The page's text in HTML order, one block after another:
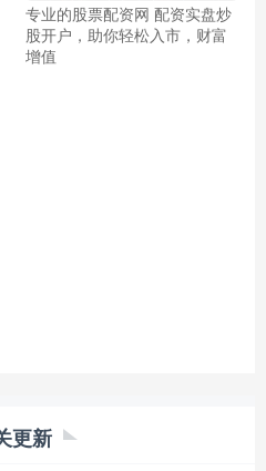
专业的股票配资网 配资实盘炒
股开户，助你轻松入市，财富
增值
更新